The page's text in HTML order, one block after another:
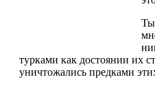
турками как достоянии их
уничтожались предками